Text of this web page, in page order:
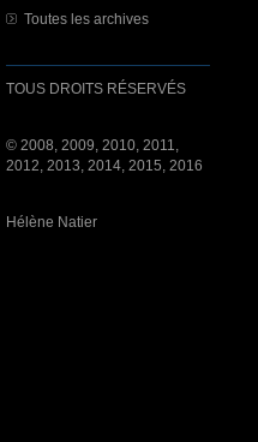
Toutes les archives
TOUS DROITS RÉSERVÉS
© 2008, 2009, 2010, 2011,
2012, 2013, 2014, 2015, 2016
Hélène Natier